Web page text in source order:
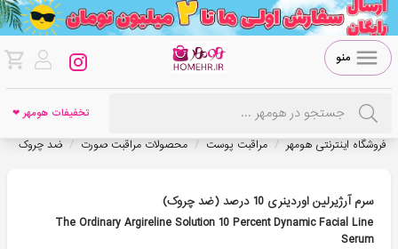
منو
تخفیفات هومهر ❤
فروشگاه اینترنتی هومهر / مراقبت پوست / محصولات مراقبت صورت / ضد چروک
سرم آرژیرلین اوردینری 10 درصد (ضد چروک)
The Ordinary Argireline Solution 10 Percent Dynamic Facial Line
Serum